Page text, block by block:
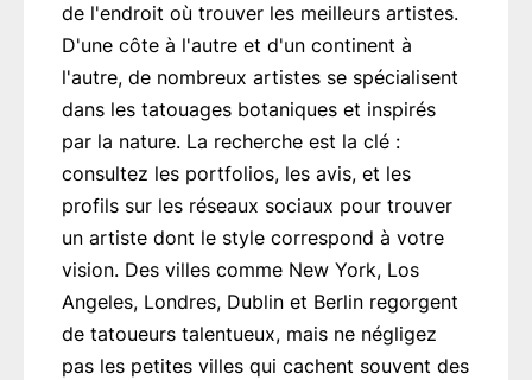
de l'endroit où trouver les meilleurs artistes.
D'une côte à l'autre et d'un continent à
l'autre, de nombreux artistes se spécialisent
dans les tatouages botaniques et inspirés
par la nature. La recherche est la clé :
consultez les portfolios, les avis, et les
profils sur les réseaux sociaux pour trouver
un artiste dont le style correspond à votre
vision. Des villes comme New York, Los
Angeles, Londres, Dublin et Berlin regorgent
de tatoueurs talentueux, mais ne négligez
pas les petites villes qui cachent souvent des